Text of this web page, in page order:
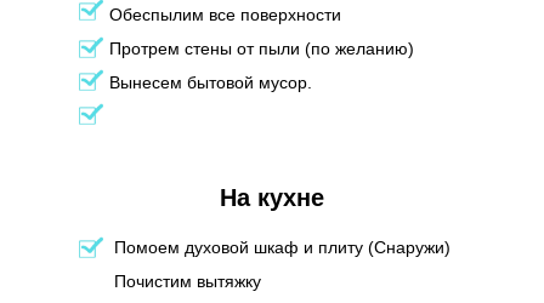
На кухне
Обеспылим все поверхности
Протрем стены от пыли (по желанию)
Вынесем бытовой мусор.
Помоем духовой шкаф и плиту (Снаружи)
Почистим вытяжку